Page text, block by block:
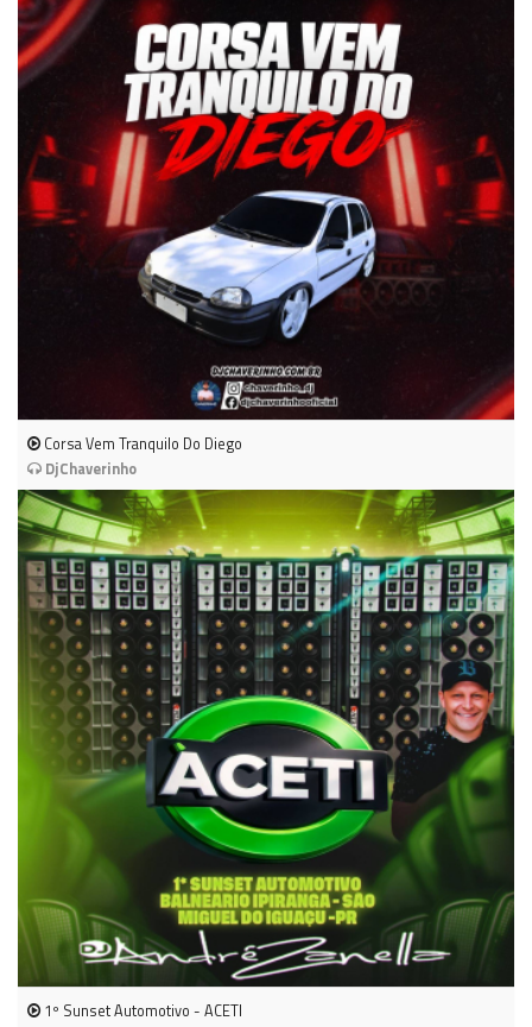
Corsa Vem Tranquilo Do Diego
DjChaverinho
1º Sunset Automotivo - ACETI